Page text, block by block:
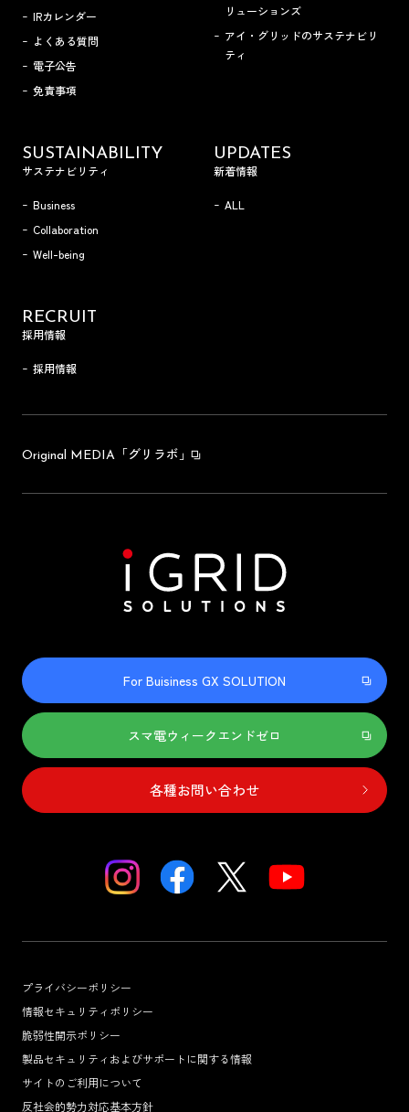
IRカレンダー
よくある質問
電子公告
免責事項
リューションズ
アイ・グリッドのサステナビリ
ティ
SUSTAINABILITY
サステナビリティ
Business
Collaboration
Well-being
UPDATES
新着情報
ALL
RECRUIT
採用情報
採用情報
Original MEDIA 「グリラボ」
For Buisiness GX SOLUTION
スマ電ウィークエンドゼロ
各種お問い合わせ
プライバシーポリシー
情報セキュリティポリシー
脆弱性開示ポリシー
製品セキュリティおよびサポートに関する情報
サイトのご利用について
反社会的勢力対応基本方針